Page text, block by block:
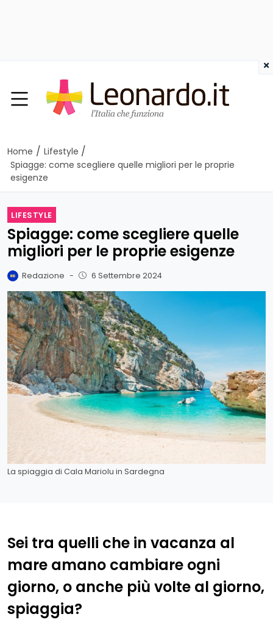
Home / Lifestyle /
Spiagge: come scegliere quelle migliori per le proprie
esigenze
LIFESTYLE
Spiagge: come scegliere quelle
migliori per le proprie esigenze
Redazione - 6 Settembre 2024
La spiaggia di Cala Mariolu in Sardegna
Sei tra quelli che in vacanza al
mare amano cambiare ogni
giorno, o anche più volte al giorno,
spiaggia?
×